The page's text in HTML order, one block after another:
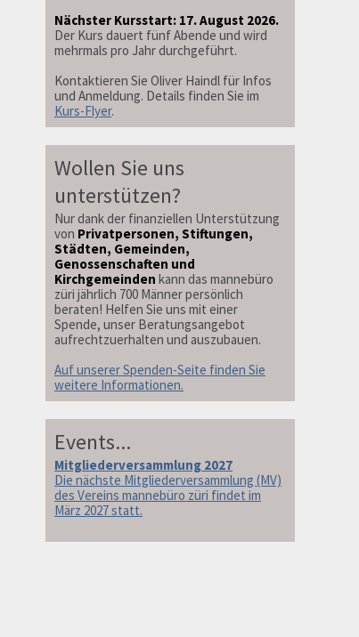
Nächster Kursstart: 17. August 2026.
Der Kurs dauert fünf Abende und wird
mehrmals pro Jahr durchgeführt.
Kontaktieren Sie Oliver Haindl für Infos
und Anmeldung. Details finden Sie im
Kurs-Flyer.
Wollen Sie uns
unterstützen?
Nur dank der finanziellen Unterstützung
von Privatpersonen, Stiftungen,
Städten, Gemeinden,
Genossenschaften und
Kirchgemeinden kann das mannebüro
züri jährlich 700 Männer persönlich
beraten! Helfen Sie uns mit einer
Spende, unser Beratungsangebot
aufrechtzuerhalten und auszubauen.
Auf unserer Spenden-Seite finden Sie
weitere Informationen.
Events...
Mitgliederversammlung 2027
Die nächste Mitgliederversammlung (MV)
des Vereins mannebüro züri findet im
März 2027 statt.